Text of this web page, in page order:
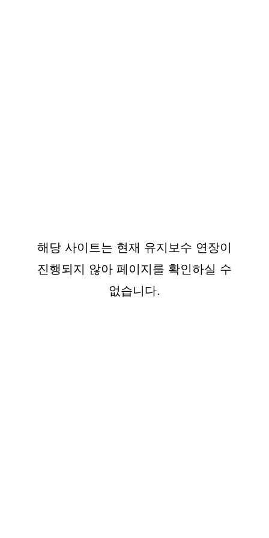
해당 사이트는 현재 유지보수 연장이
진행되지 않아 페이지를 확인하실 수
없습니다.